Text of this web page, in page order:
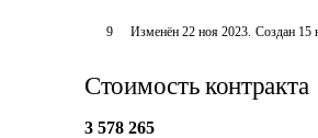
9 Изменён 22 ноя 2023. Создан 15
Стоимость контракта
3 578 265